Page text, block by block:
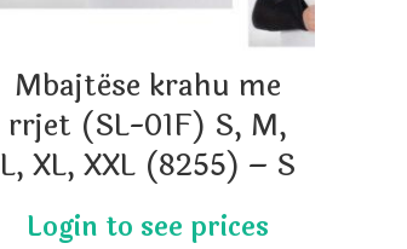
Mbajtëse krahu me
rrjet (SL-01F) S, M,
L, XL, XXL (8255) – S